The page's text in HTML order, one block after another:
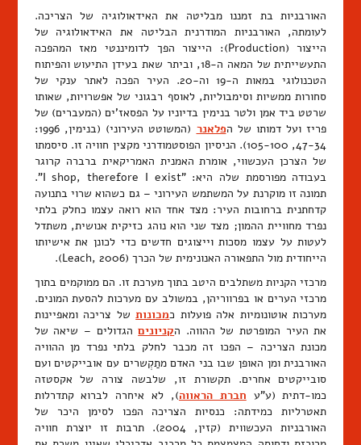
האורבניות בת זמננו מבליטה את האידאולוגיה של הצריכה.
לעומתה, האורבניות המודרנית הבליטה את האידאולוגיה של
הייצור (Production): הייצור הפך לדומיננטי מאז המהפכה
התעשייתית של המאה ה-18, וביתר שאת בעידן התיעוש והפיתוח
הטכנולוגי במאות ה-19 וה-20. העיר הפכה לאתר ענקי של
סחורות ממשיות וסימבוליות, לאוסף רבגוני של אפשרויות, שאותו
שרטט ביד אמן ולטר בנימין בדיוניו על הפסאז'ים (המעברים) של
פריז ועל דמותו של הפלאנר
(המשוטט העירוני) (בנימין, 1996:
47-34, 105-100). הניסיון הפוסטמודרני מקצין חוויה זו. סיסמתו
של הצרכן העכשווי, אומרת האמנית האמריקאית ברברה קרוגר
בעבודה מפורסמת שלה היא: "I shop, therefore I exist".
תמונה זו מוקרנת על המשתמש העירוני – גם כשהוא שרוי בתנועה
קדחתנית ברחובות העיר: מצד אחד הוא רואה עצמו כחלק בלתי
נפרד מחוויית ההמון; מצד שני הוא נוהג כזיקית אנושית, משתדל
לעטות על עצמו מסכות וייצוגים חדשים כדי לכונן את אישיותו
הייחודית מול התפאורה האנונימית של הכרך (Leach, 2006).
מרכזי הקניות משתלבים היטב בתוך מערכת זו. הם ממוקמים בתוך
מרכזי הערים או בפרווריהן, במשולב עם מערכות להסעת המונים.
מערכות אוטונומיות אלה פועלות כמכונותשל צריכה ומאפיינות
את העיר המופרטת של ההווה. הקניוניםהגדולים – שיאה של
מכונת הצריכה – הפכו זה מכבר לחלק בלתי נפרד מן ההוויה
האורבנית ומן האופן שבו בני האדם מתַקְשרים עם אובייקטים ועם
סובייקטים אחרים. תקשורת זו, שלבשה צורה של אקסטזה
כמו-דתית (ע"ע חברת הראווה), לא איחרה לברוא קתדרלות
תאטרליות כמידתה: כנסיות הצריכה הפכו לסימן היכר של
האורבניות העכשווית (קזין, 2004). תרבות זו יוצרת חוויה